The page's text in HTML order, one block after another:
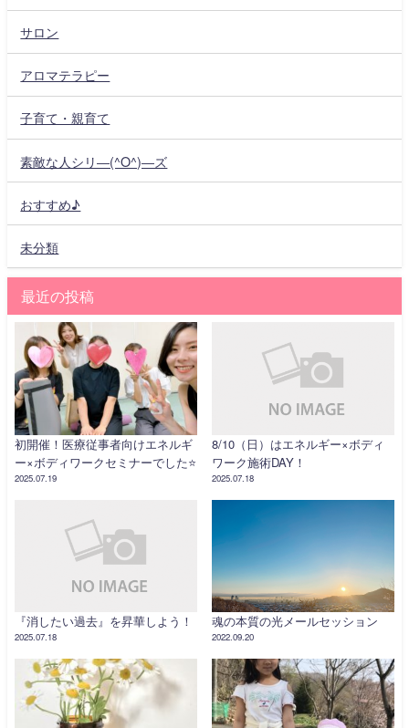
サロン
アロマテラピー
子育て・親育て
素敵な人シリ―(^O^)―ズ
おすすめ♪
未分類
最近の投稿
初開催！医療従事者向けエネルギ
ー×ボディワークセミナーでした⭐️
2025.07.19
8/10（日）はエネルギー×ボディ
ワーク施術DAY！
2025.07.18
『消したい過去』を昇華しよう！
2025.07.18
魂の本質の光メールセッション
2022.09.20